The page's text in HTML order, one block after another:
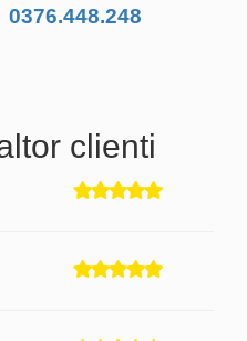
0376.448.248
clienti